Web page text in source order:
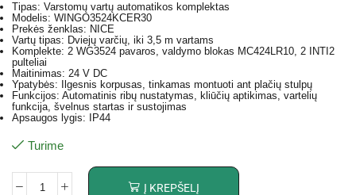
Tipas: Varstomų vartų automatikos komplektas
Modelis: WINGO3524KCER30
Prekės ženklas: NICE
Vartų tipas: Dviejų varčių, iki 3,5 m vartams
Komplekte: 2 WG3524 pavaros, valdymo blokas MC424LR10, 2 INTI2
pulteliai
Maitinimas: 24 V DC
Ypatybės: Ilgesnis korpusas, tinkamas montuoti ant plačių stulpų
Funkcijos: Automatinis ribų nustatymas, kliūčių aptikimas, vartelių
funkcija, švelnus startas ir sustojimas
Apsaugos lygis: IP44
Turime
Į KREPŠELĮ